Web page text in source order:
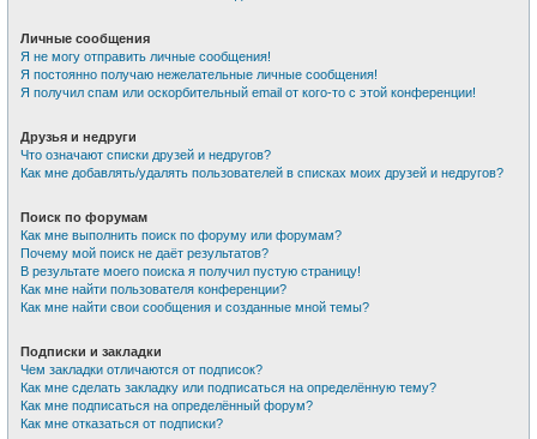
Личные сообщения
Я не могу отправить личные сообщения!
Я постоянно получаю нежелательные личные сообщения!
Я получил спам или оскорбительный email от кого-то с этой конференции!
Друзья и недруги
Что означают списки друзей и недругов?
Как мне добавлять/удалять пользователей в списках моих друзей и недругов?
Поиск по форумам
Как мне выполнить поиск по форуму или форумам?
Почему мой поиск не даёт результатов?
В результате моего поиска я получил пустую страницу!
Как мне найти пользователя конференции?
Как мне найти свои сообщения и созданные мной темы?
Подписки и закладки
Чем закладки отличаются от подписок?
Как мне сделать закладку или подписаться на определённую тему?
Как мне подписаться на определённый форум?
Как мне отказаться от подписки?